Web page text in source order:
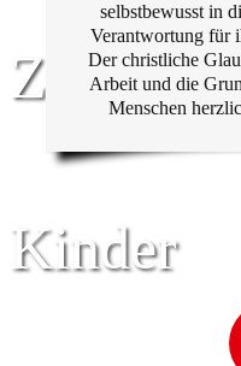
Zentrum
Kinder
selbstbewusst in
Verantwortung für
Der christliche
Arbeit und die
Menschen